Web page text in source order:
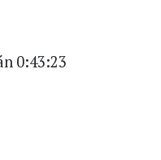
0:43:23